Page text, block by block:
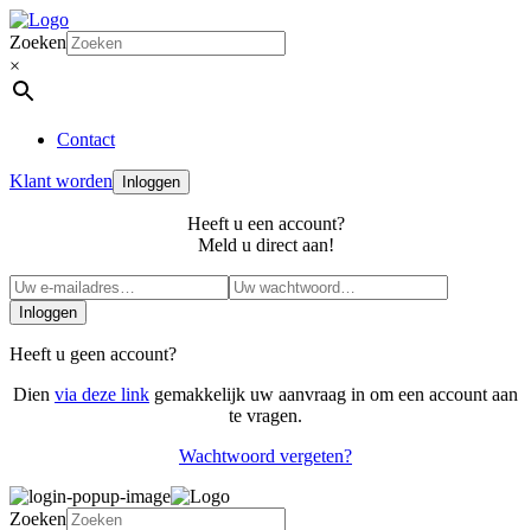
Zoeken
×
Contact
Klant worden Inloggen
Heeft u een account?
Meld u direct aan!
Inloggen
Heeft u geen account?
Dien via deze link gemakkelijk uw aanvraag in om een account aan
te vragen.
Wachtwoord vergeten?
Zoeken